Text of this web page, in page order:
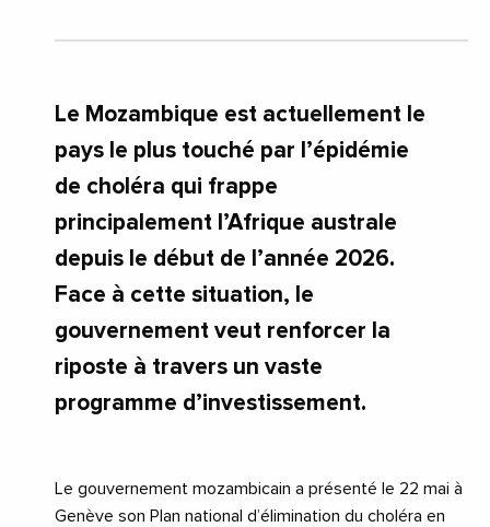
Le Mozambique est actuellement le
pays le plus touché par l’épidémie
de choléra qui frappe
principalement l’Afrique australe
depuis le début de l’année 2026.
Face à cette situation, le
gouvernement veut renforcer la
riposte à travers un vaste
programme d’investissement.
Le gouvernement mozambicain a présenté le 22 mai à
Genève son Plan national d’élimination du choléra en